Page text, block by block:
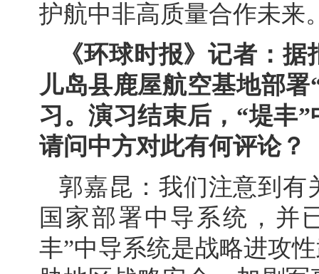
护航中非高质量合作未来
《环球时报》记者：
儿岛县鹿屋航空基地部
习。演习结束后，“堤丰
请问中方对此有何评论？
郭嘉昆：我们注意到有
国家部署中导系统，并
丰”中导系统是战略进攻